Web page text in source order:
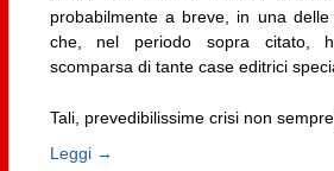
probabilmente a breve, in una
che, nel periodo sopra citato,
scomparsa di tante case editrici
Tali, prevedibilissime crisi non
Leggi →